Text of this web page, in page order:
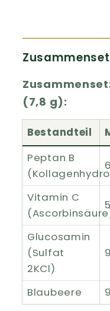
(7,8 g):
Bestandteil
Peptan B
Vitamin C
Glucosamin
(Sulfat
2KCl)
Blaubeere